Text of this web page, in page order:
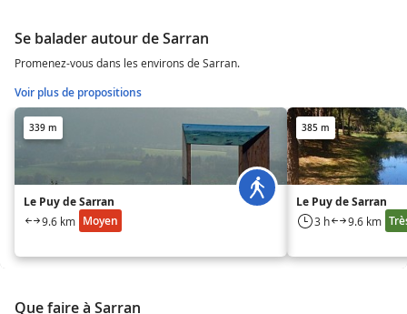
Se balader autour de Sarran
Promenez-vous dans les environs de Sarran.
Voir plus de propositions
339 m
Le Puy de Sarran
9.6 km Moyen
385 m
Le Puy de Sarran
3 h 9.6 km
Que faire à Sarran